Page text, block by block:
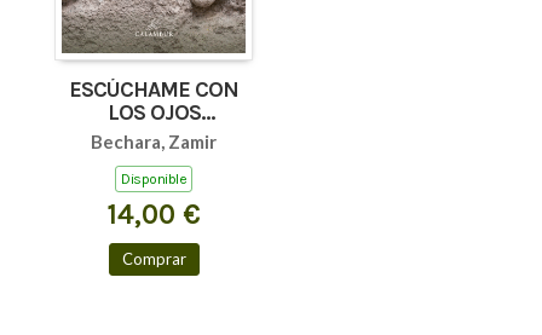
ESCÚCHAME CON
LOS OJOS
(AFORISMOS Y
TEXTOS BREVES)
Bechara, Zamir
Disponible
14,00 €
Comprar